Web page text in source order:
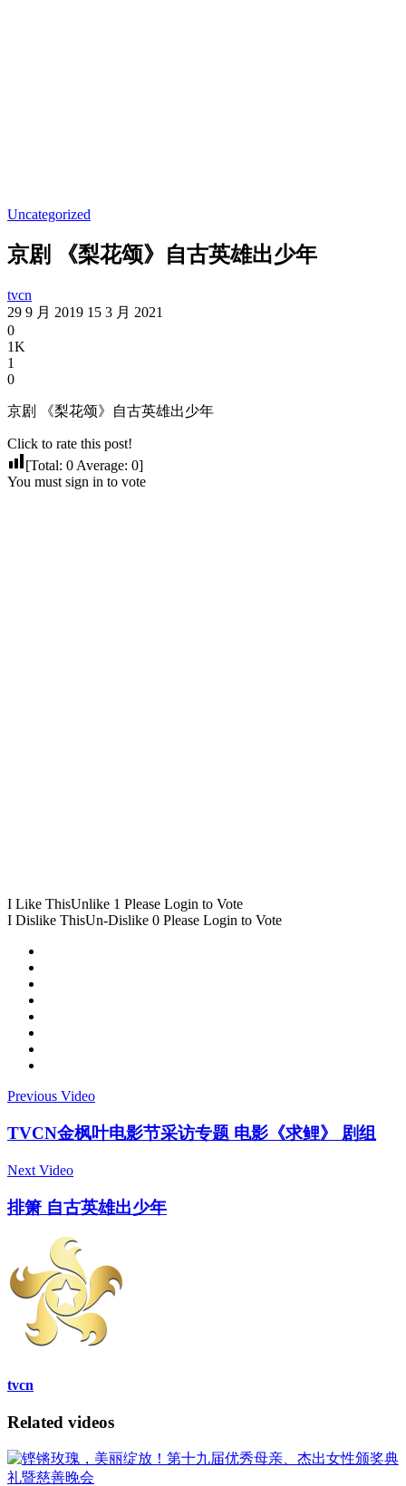
Uncategorized
京剧 《梨花颂》自古英雄出少年
tvcn
29 9 月 2019 15 3 月 2021
0
1K
1
0
京剧 《梨花颂》自古英雄出少年
Click to rate this post!
[Total: 0 Average: 0]
You must sign in to vote
I Like ThisUnlike 1 Please Login to Vote
I Dislike ThisUn-Dislike 0 Please Login to Vote
Previous Video
TVCN金枫叶电影节采访专题 电影《求鲤》 剧组
Next Video
排箫 自古英雄出少年
tvcn
Related videos